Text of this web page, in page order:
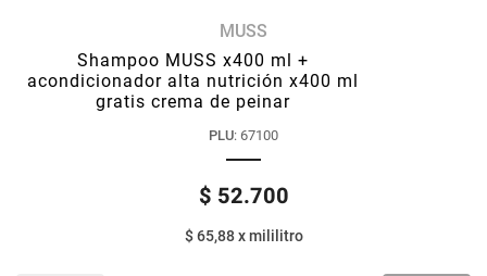
MUSS
Shampoo MUSS x400 ml +
acondicionador alta nutrición x400 ml
gratis crema de peinar
PLU: 67100
$ 52.700
$ 65,88xmililitro